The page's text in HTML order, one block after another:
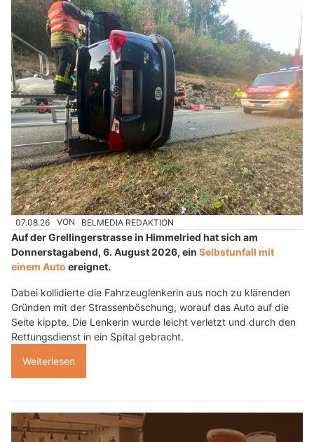
07.08.26 VON BELMEDIA REDAKTION
Auf der Grellingerstrasse in Himmelried hat sich am
Donnerstagabend, 6. August 2026, ein Selbstunfall mit
einem Auto ereignet.
Dabei kollidierte die Fahrzeuglenkerin aus noch zu klärenden
Gründen mit der Strassenböschung, worauf das Auto auf die
Seite kippte. Die Lenkerin wurde leicht verletzt und durch den
Rettungsdienst in ein Spital gebracht.
Weiterlesen